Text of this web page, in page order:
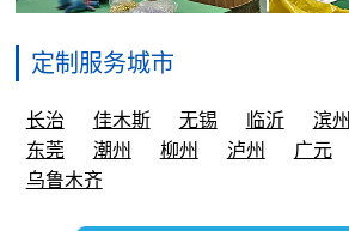
定制服务城市
长治 佳木斯 无锡 临沂 滨州
东莞
潮州 柳州 泸州 广元
乌鲁木齐